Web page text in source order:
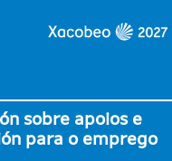
sobre apoios e
para o emprego